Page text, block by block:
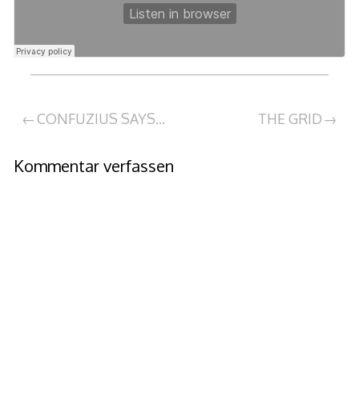
Beitragsnavigation
CONFUZIUS SAYS… THE GRID
Kommentar verfassen